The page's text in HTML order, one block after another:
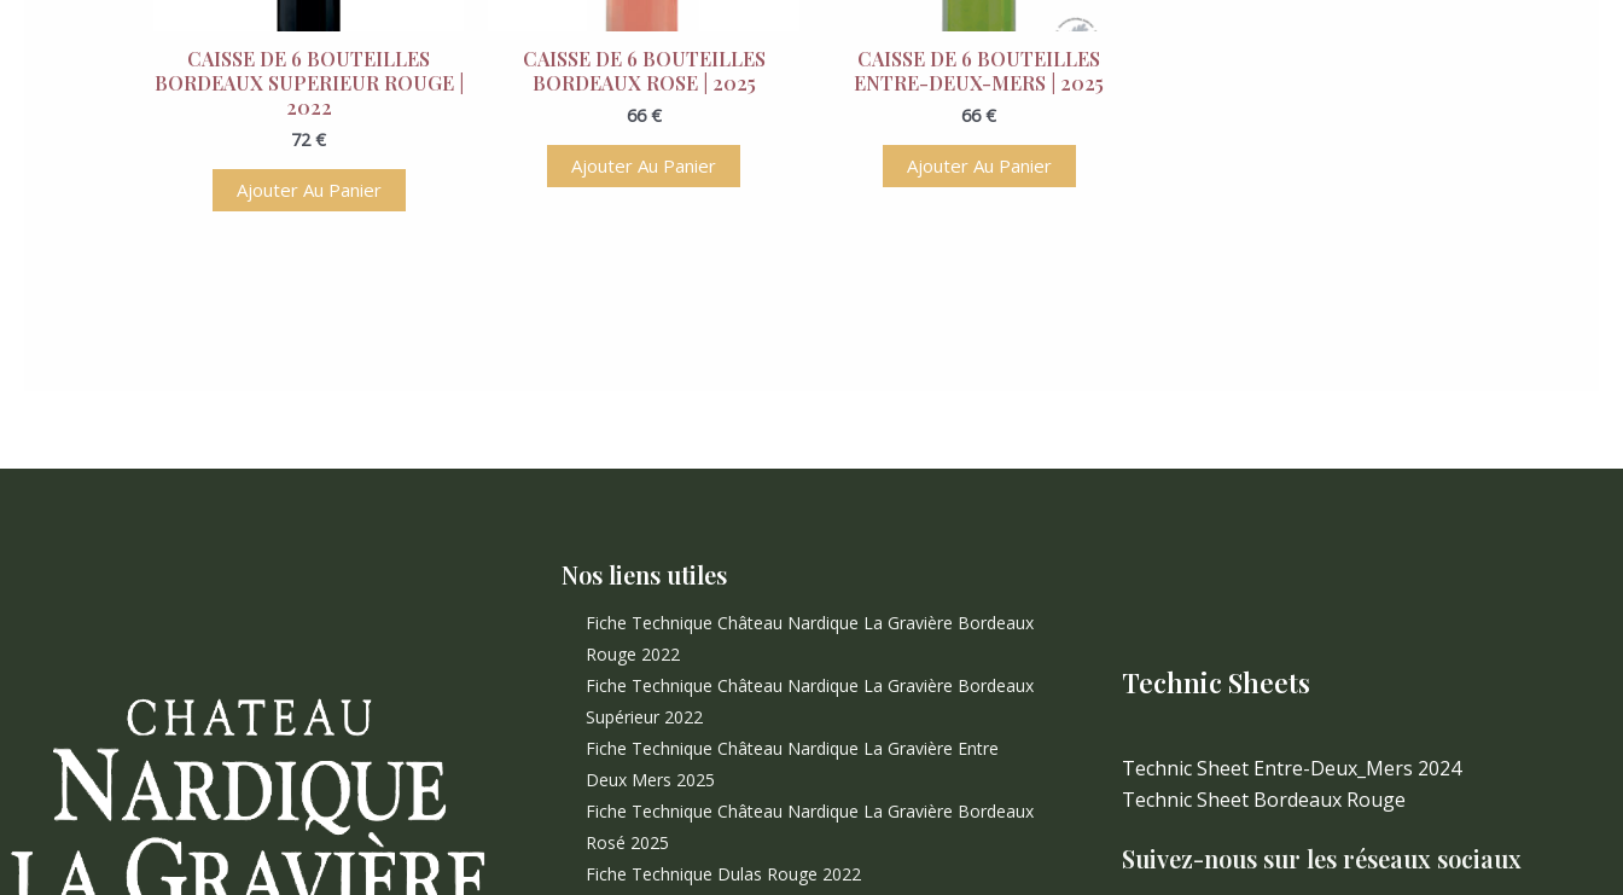
CAISSE DE 6 BOUTEILLES
BORDEAUX SUPERIEUR ROUGE |
2022
72€
Ajouter Au Panier
CAISSE DE 6 BOUTEILLES
BORDEAUX ROSE | 2025
66€
Ajouter Au Panier
CAISSE DE 6 BOUTEILLES
ENTRE-DEUX-MERS | 2025
66€
Ajouter Au Panier
Nos liens utiles
Fiche Technique Château Nardique La Gravière Bordeaux
Rouge 2022
Fiche Technique Château Nardique La Gravière Bordeaux
Supérieur 2022
Fiche Technique Château Nardique La Gravière Entre
Deux Mers 2025
Fiche Technique Château Nardique La Gravière Bordeaux
Rosé 2025
Fiche Technique Dulas Rouge 2022
Technic Sheets
Technic Sheet Entre-Deux_Mers 2024
Technic Sheet Bordeaux Rouge
Suivez-nous sur les réseaux sociaux